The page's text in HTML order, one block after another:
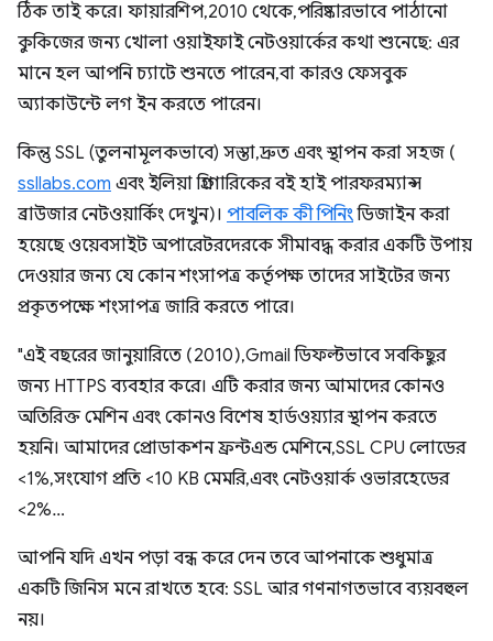
ঠিক তাই করে। ফায়ারশিপ, 2010 থেকে, পরিষ্কারভাবে পাঠানো
কুকিজের জন্য খোলা ওয়াইফাই নেটওয়ার্কের কথা শুনেছে: এর
মানে হল আপনি চ্যাটে শুনতে পারেন, বা কারও ফেসবুক
অ্যাকাউন্টে লগ ইন করতে পারেন।
কিন্তু SSL (তুলনামূলকভাবে) সস্তা, দ্রুত এবং স্থাপন করা সহজ (
ssllabs.com এবং ইলিয়া গ্রিগোরিকের বই হাই পারফরম্যান্স
ব্রাউজার নেটওয়ার্কিং দেখুন)। পাবলিক কী পিনিংডিজাইন করা
হয়েছে ওয়েবসাইট অপারেটরদেরকে সীমাবদ্ধ করার একটি উপায়
দেওয়ার জন্য যে কোন শংসাপত্র কর্তৃপক্ষ তাদের সাইটের জন্য
প্রকৃতপক্ষে শংসাপত্র জারি করতে পারে।
"এই বছরের জানুয়ারিতে (2010), Gmail ডিফল্টভাবে সবকিছুর
জন্য HTTPS ব্যবহার করে। এটি করার জন্য আমাদের কোনও
অতিরিক্ত মেশিন এবং কোনও বিশেষ হার্ডওয়্যার স্থাপন করতে
হয়নি। আমাদের প্রোডাকশন ফ্রন্টএন্ড মেশিনে, SSL CPU লোডের
<1%, সংযোগ প্রতি <10 KB মেমরি, এবং নেটওয়ার্ক ওভারহেডের
<2%…
আপনি যদি এখন পড়া বন্ধ করে দেন তবে আপনাকে শুধুমাত্র
একটি জিনিস মনে রাখতে হবে: SSL আর গণনাগতভাবে ব্যয়বহুল
নয়।